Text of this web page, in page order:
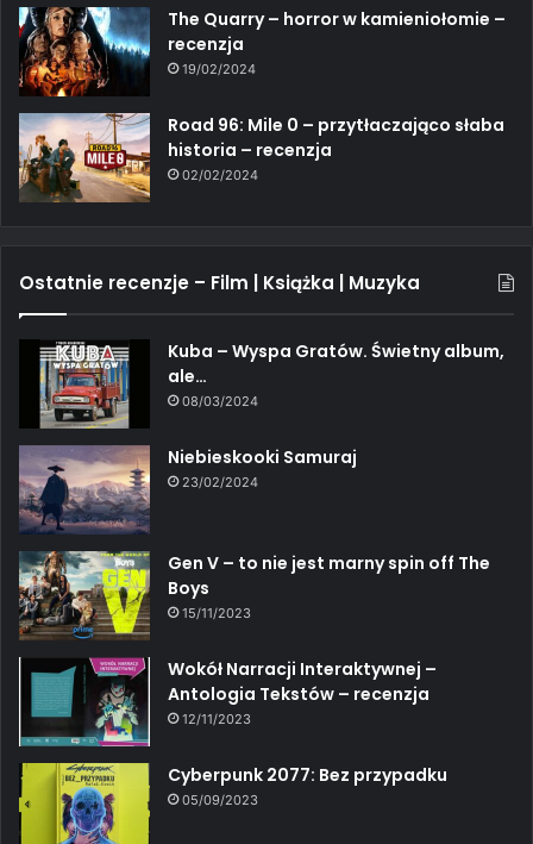
The Quarry – horror w kamieniołomie –
recenzja
19/02/2024
Road 96: Mile 0 – przytłaczająco słaba
historia – recenzja
02/02/2024
Ostatnie recenzje – Film | Książka | Muzyka
Kuba – Wyspa Gratów. Świetny album,
ale…
08/03/2024
Niebieskooki Samuraj
23/02/2024
Gen V – to nie jest marny spin off The
Boys
15/11/2023
Wokół Narracji Interaktywnej –
Antologia Tekstów – recenzja
12/11/2023
Cyberpunk 2077: Bez przypadku
05/09/2023